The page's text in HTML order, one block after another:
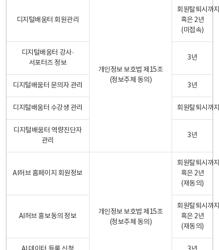
디지털배움터 회원관리
개인정보 보호법 제15조
(정보주체 동의)
회원탈퇴시까
혹은 2년
(미접속)
디지털배움터 강사·
서포터즈 정보
3년
디지털배움터 문의자 관리 3년
디지털배움터 수강생 관리 회원탈퇴시까
디지털배움터 역량진단자
관리
3년
AI허브 홈페이지 회원정보
개인정보 보호법 제15조
(정보주체 동의)
회원탈퇴시까
혹은 2년
(재동의)
AI허브 홍보동의 정보
회원탈퇴시까
혹은 2년
(재동의)